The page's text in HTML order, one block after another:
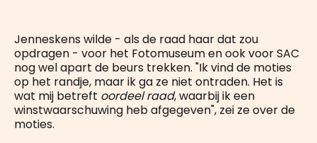
Jenneskens wilde - als de raad haar dat zou
opdragen - voor het Fotomuseum en ook voor SAC
nog wel apart de beurs trekken. "Ik vind de moties
op het randje, maar ik ga ze niet ontraden. Het is
wat mij betreft oordeel raad, waarbij ik een
winstwaarschuwing heb afgegeven", zei ze over de
moties.